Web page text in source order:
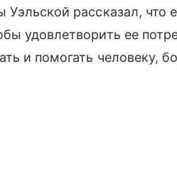
Уэльской рассказал, что
удовлетворить ее
и помогать человеку,